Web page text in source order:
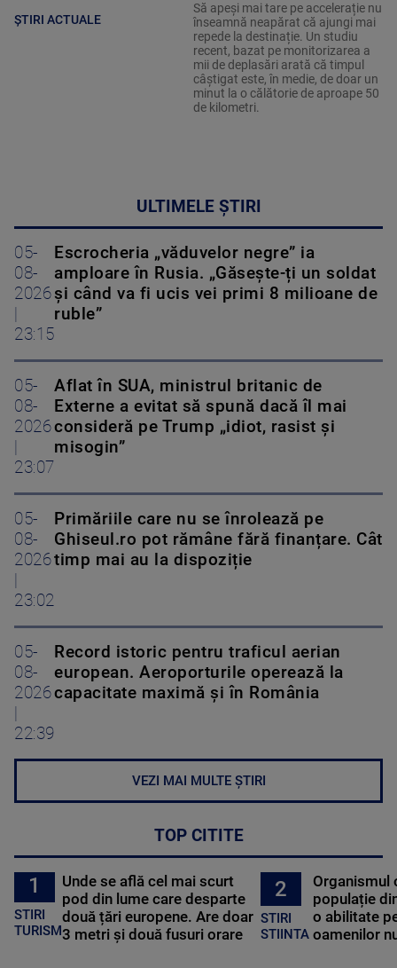
ȘTIRI ACTUALE
Să apeși mai tare pe accelerație nu
înseamnă neapărat că ajungi mai
repede la destinație. Un studiu
recent, bazat pe monitorizarea a
mii de deplasări arată că timpul
câștigat este, în medie, de doar un
minut la o călătorie de aproape 50
de kilometri.
ULTIMELE ȘTIRI
05-
08-
2026
23:15
Escrocheria „văduvelor negre” ia
amploare în Rusia. „Găsește-ți un soldat
și când va fi ucis vei primi 8 milioane de
ruble”
05-
08-
2026
23:07
Aflat în SUA, ministrul britanic de
Externe a evitat să spună dacă îl mai
consideră pe Trump „idiot, rasist și
misogin”
05-
08-
2026
23:02
Primăriile care nu se înrolează pe
Ghiseul.ro pot rămâne fără finanțare. Cât
timp mai au la dispoziție
05-
08-
2026
22:39
Record istoric pentru traficul aerian
european. Aeroporturile operează la
capacitate maximă și în România
VEZI MAI MULTE ȘTIRI
TOP CITITE
1
STIRI
TURISM
Unde se află cel mai scurt
pod din lume care desparte
două țări europene. Are doar
3 metri și două fusuri orare
2
STIRI
STIINTA
Organismul
populație
o abilitate
oamenilor